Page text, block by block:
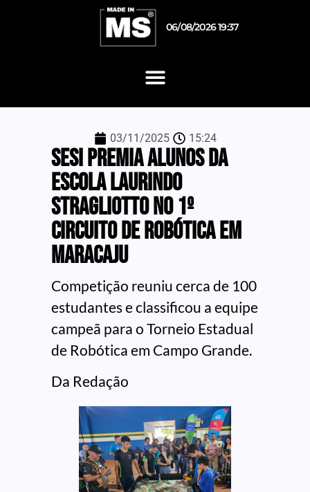
06/08/2026 19:37
03/11/2025 15:24
Sesi premia alunos da
Escola Laurindo
Stragliotto no 1º
Circuito de Robótica em
Maracaju
Competição reuniu cerca de 100
estudantes e classificou a equipe
campeã para o Torneio Estadual
de Robótica em Campo Grande.
Da Redação